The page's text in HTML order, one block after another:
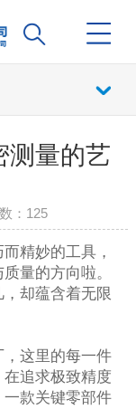
测量的艺
： 125
精妙的工具，
量的方向啦。
却蕴含着无限
这里的每一件
追求极致精度
款关键零部件